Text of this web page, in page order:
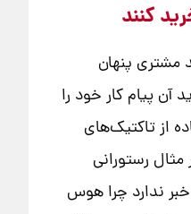
کنند
مشتری پنهان
آن پیام کار خود را
که استفاده از تاکتیک‌های
رستورانی
ندارد چرا هوس